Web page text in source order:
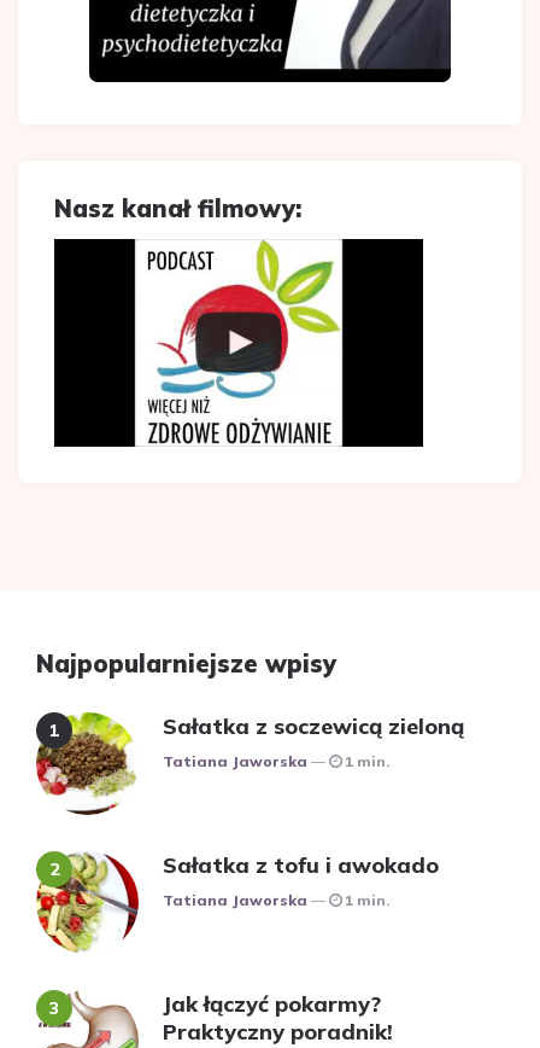
Nasz kanał filmowy:
Najpopularniejsze wpisy
Sałatka z soczewicą zieloną
Posted
Tatiana Jaworska 1 min.
Sałatka z tofu i awokado
Posted
Tatiana Jaworska 1 min.
Jak łączyć pokarmy?
Praktyczny poradnik!